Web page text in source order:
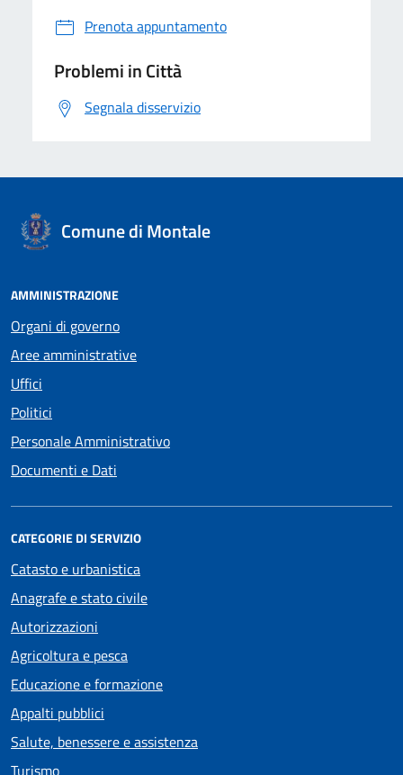
Prenota appuntamento
Problemi in Città
Segnala disservizio
Comune di Montale
AMMINISTRAZIONE
Organi di governo
Aree amministrative
Uffici
Politici
Personale Amministrativo
Documenti e Dati
CATEGORIE DI SERVIZIO
Catasto e urbanistica
Anagrafe e stato civile
Autorizzazioni
Agricoltura e pesca
Educazione e formazione
Appalti pubblici
Salute, benessere e assistenza
Turismo